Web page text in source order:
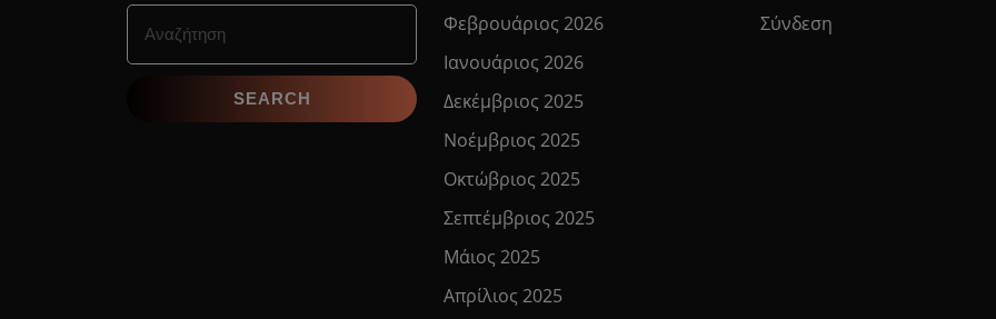
for:
Φεβρουάριος 2026
Ιανουάριος 2026
Δεκέμβριος 2025
Νοέμβριος 2025
Οκτώβριος 2025
Σεπτέμβριος 2025
Μάιος 2025
Απρίλιος 2025
Σύνδεση